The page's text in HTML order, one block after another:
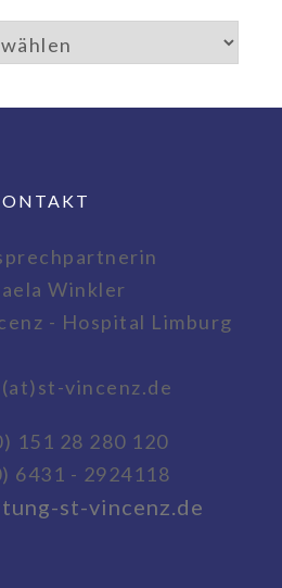
Winkler
- Hospital Limburg
vincenz.de
151 28 280 120
6431 - 2924118
st-vincenz.de